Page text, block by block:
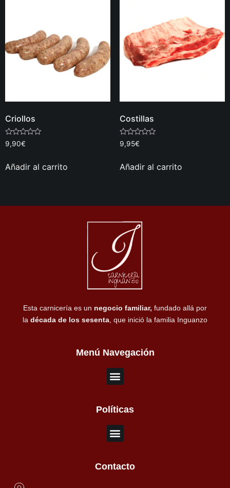
Criollos
Valorado
con
5
9,90€
Añadir al carrito
Costillas
Valorado
con
5
9,95€
Añadir al carrito
Esta carnicería es un negocio familiar, fundado allá por
la década de los sesenta , que inició la familia Inguanzo
Menú Navegación
Políticas
Contacto